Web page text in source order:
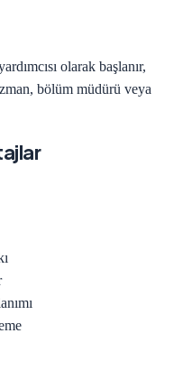
olarak başlanır,
bölüm müdürü veya